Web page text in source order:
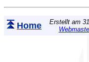
Home
Erstellt am